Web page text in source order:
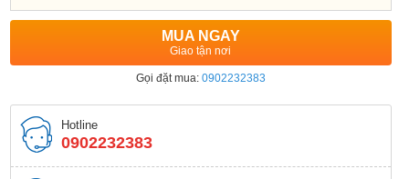
MUA NGAY
Giao tận nơi
Gọi đặt mua: 0902232383
Hotline
0902232383